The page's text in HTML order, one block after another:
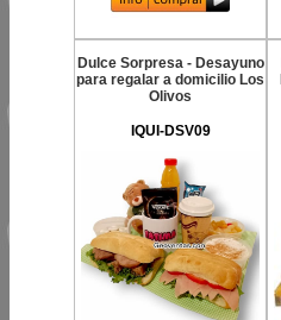
Dulce Sorpresa - Desayuno
para regalar a domicilio Los
Olivos
IQUI-DSV09